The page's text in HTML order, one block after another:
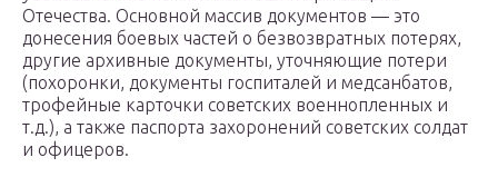
Отечества. Основной массив документов — это
донесения боевых частей о безвозвратных потерях,
другие архивные документы, уточняющие потери
(похоронки, документы госпиталей и медсанбатов,
трофейные карточки советских военнопленных и
т.д.), а также паспорта захоронений советских солдат
и офицеров.